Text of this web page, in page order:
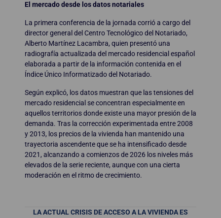
El mercado desde los datos notariales
La primera conferencia de la jornada corrió a cargo del
director general del Centro Tecnológico del Notariado,
Alberto Martínez Lacambra, quien presentó una
radiografía actualizada del mercado residencial español
elaborada a partir de la información contenida en el
Índice Único Informatizado del Notariado.
Según explicó, los datos muestran que las tensiones del
mercado residencial se concentran especialmente en
aquellos territorios donde existe una mayor presión de la
demanda. Tras la corrección experimentada entre 2008
y 2013, los precios de la vivienda han mantenido una
trayectoria ascendente que se ha intensificado desde
2021, alcanzando a comienzos de 2026 los niveles más
elevados de la serie reciente, aunque con una cierta
moderación en el ritmo de crecimiento.
LA ACTUAL CRISIS DE ACCESO A LA VIVIENDA ES